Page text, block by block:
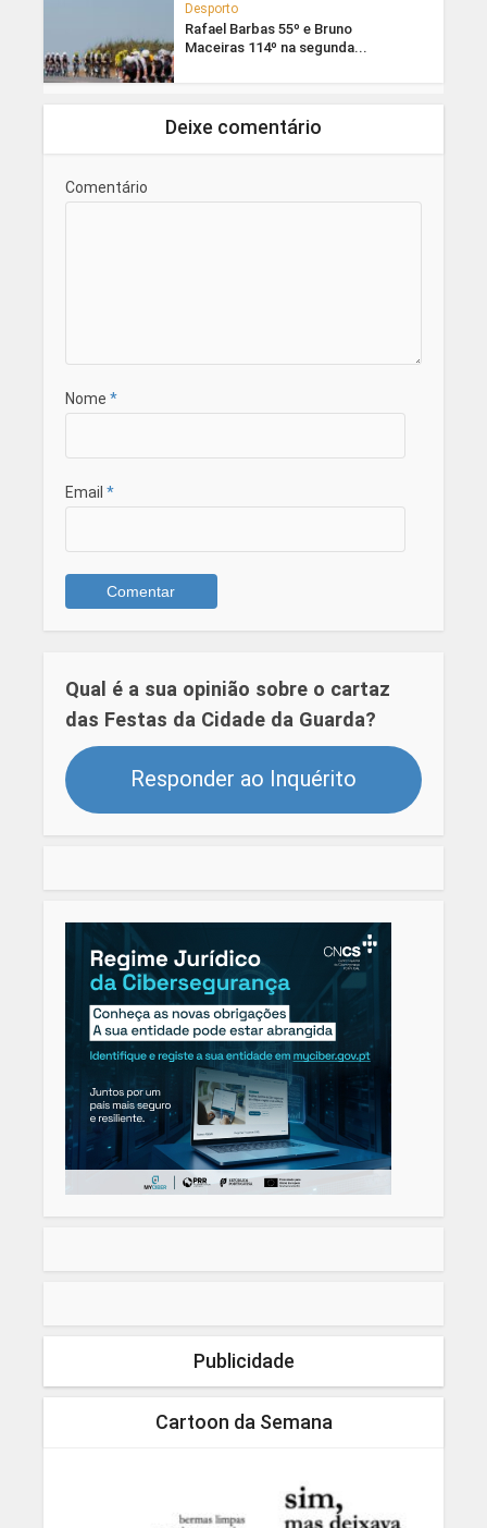
Desporto
Rafael Barbas 55º e Bruno
Maceiras 114º na segunda...
Deixe comentário
Comentário
Nome *
Email *
Qual é a sua opinião sobre o cartaz
das Festas da Cidade da Guarda?
Responder ao Inquérito
Publicidade
Cartoon da Semana